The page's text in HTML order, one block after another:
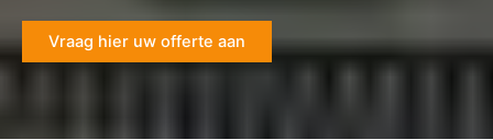
Vraag hier uw offerte aan